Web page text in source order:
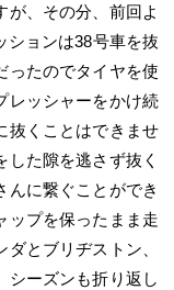
が、その分、前回よ
ションは38号車を抜
ったのでタイヤを使
レッシャーをかけ続
抜くことはできませ
した隙を逃さず抜く
んに繋ぐことができ
ップを保ったまま走
とブリヂストン、
シーズンも折り返し